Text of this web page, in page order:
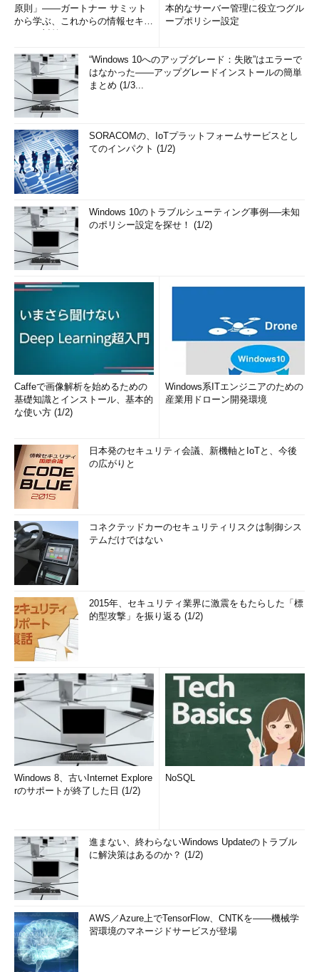
原則」――ガートナー サミット
から学ぶ、これからの情報セキュ
本的なサーバー管理に役立つグル
ープポリシー設定
“Windows 10へのアップグレード：失敗”はエラーで
はなかった――アップグレードインストールの簡単
まとめ (1/3...
SORACOMの、IoTプラットフォームサービスとし
てのインパクト (1/2)
Windows 10のトラブルシューティング事例──未知
のポリシー設定を探せ！ (1/2)
Caffeで画像解析を始めるための
基礎知識とインストール、基本的
な使い方 (1/2)
Windows系ITエンジニアのための
産業用ドローン開発環境
日本発のセキュリティ会議、新機軸とIoTと、今後
の広がりと
コネクテッドカーのセキュリティリスクは制御シス
テムだけではない
2015年、セキュリティ業界に激震をもたらした「標
的型攻撃」を振り返る (1/2)
Windows 8、古いInternet Explore
rのサポートが終了した日 (1/2)
NoSQL
進まない、終わらないWindows Updateのトラブル
に解決策はあるのか？ (1/2)
AWS／Azure上でTensorFlow、CNTKを――機械学
習環境のマネージドサービスが登場